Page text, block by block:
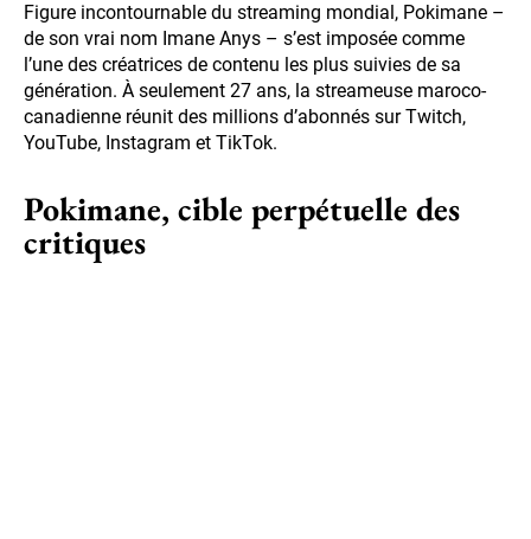
Figure incontournable du streaming mondial, Pokimane –
de son vrai nom Imane Anys – s’est imposée comme
l’une des créatrices de contenu les plus suivies de sa
génération. À seulement 27 ans, la streameuse maroco-
canadienne réunit des millions d’abonnés sur Twitch,
YouTube, Instagram et TikTok.
Pokimane, cible perpétuelle des
critiques